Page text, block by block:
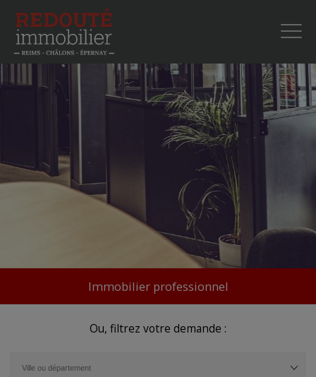
Immobilier professionnel
Ou, filtrez votre demande :